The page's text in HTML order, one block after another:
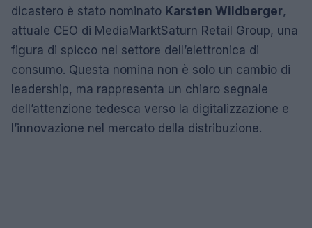
dicastero è stato nominato Karsten Wildberger,
attuale CEO di MediaMarktSaturn Retail Group, una
figura di spicco nel settore dell’elettronica di
consumo. Questa nomina non è solo un cambio di
leadership, ma rappresenta un chiaro segnale
dell’attenzione tedesca verso la digitalizzazione e
l’innovazione nel mercato della distribuzione.